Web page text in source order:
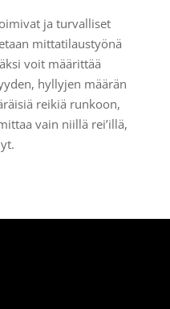
ja turvalliset
mittatilaustyönä
voit määrittää
hyllyjen määrän
reikiä runkoon,
vain niillä rei’illä,